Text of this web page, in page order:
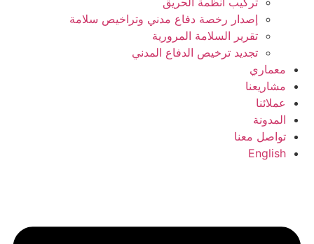
إصدار رخصة دفاع مدني وتراخيص سلامة
تقرير السلامة المرورية
تجديد ترخيص الدفاع المدني
معماري
مشاريعنا
عملائنا
المدونة
تواصل معنا
English